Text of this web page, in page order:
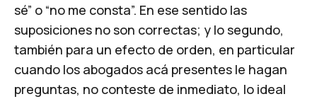
sé” o “no me consta”. En ese sentido las
suposiciones no son correctas; y lo segundo,
también para un efecto de orden, en particular
cuando los abogados acá presentes le hagan
preguntas, no conteste de inmediato, lo ideal